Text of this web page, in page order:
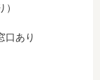
口あり